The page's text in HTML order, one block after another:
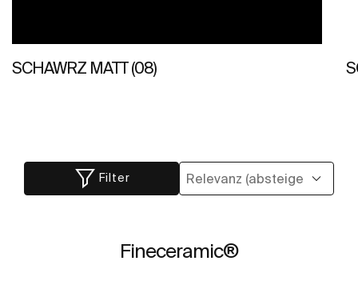
SCHAWRZ MATT (08)
Filter
Fineceramic®